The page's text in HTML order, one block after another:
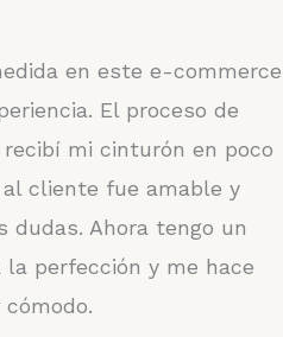
en este e-commerce
El proceso de
mi cinturón en poco
cliente fue amable y
dudas. Ahora tengo un
perfección y me hace